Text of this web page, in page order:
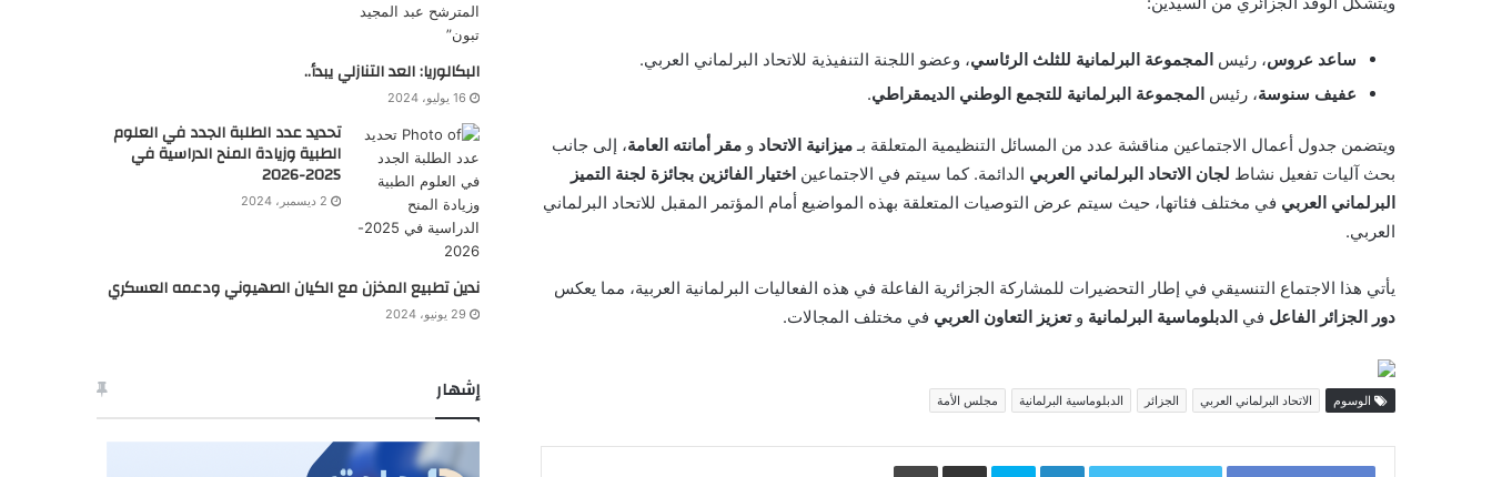
ساعد عروس، رئيس المجموعة البرلمانية للثلث الرئاسي، وعضو اللجنة التنفيذية للاتحاد البرلماني العربي.
عفيف سنوسة، رئيس المجموعة البرلمانية للتجمع الوطني الديمقراطي.
ويتضمن جدول أعمال الاجتماعين مناقشة عدد من المسائل التنظيمية المتعلقة بـميزانية الاتحاد و مقر أمانته العامة، إلى جانب
بحث آليات تفعيل نشاط لجان الاتحاد البرلماني العربي الدائمة. كما سيتم في الاجتماعين اختيار الفائزين بجائزة لجنة التميز
البرلماني العربي في مختلف فئاتها، حيث سيتم عرض التوصيات المتعلقة بهذه المواضيع أمام المؤتمر المقبل للاتحاد البرلماني
العربي.
يأتي هذا الاجتماع التنسيقي في إطار التحضيرات للمشاركة الجزائرية الفاعلة في هذه الفعاليات البرلمانية العربية، مما يعكس
دور الجزائر الفاعل في الدبلوماسية البرلمانية وتعزيز التعاون العربي في مختلف المجالات.
الوسوم الاتحاد البرلماني العربي الجزائر الدبلوماسية البرلمانية مجلس الأمة
LinkedIn
Skype مشاركة عبر البريد طباعة
البكالوريا: العد التنازلي يبدأ..
16 يوليو، 2024
تحديد عدد الطلبة الجدد في العلوم
الطبية وزيادة المنح الدراسية في
2025-2026
2 ديسمبر، 2024
ندين تطبيع المخزن مع الكيان الصهيوني ودعمه العسكري
29 يونيو، 2024
إشهار